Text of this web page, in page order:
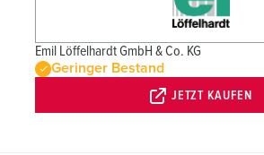
Emil Löffelhardt GmbH & Co. KG
Geringer Bestand
JETZT KAUFEN